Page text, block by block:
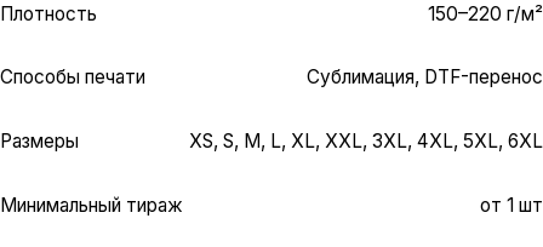
Плотность 150–220 г/м²
Способы печати Сублимация, DTF-перенос
Размеры XS, S, M, L, XL, XXL, 3XL, 4XL, 5XL, 6XL
Минимальный тираж от 1 шт